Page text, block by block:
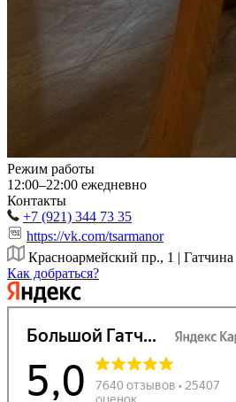
Режим работы
12:00–22:00 ежедневно
Контакты
+7 (921) 344 73 35
https://vk.com/tsarmanor
Красноармейский пр., 1 | Гатчина
Как добраться?